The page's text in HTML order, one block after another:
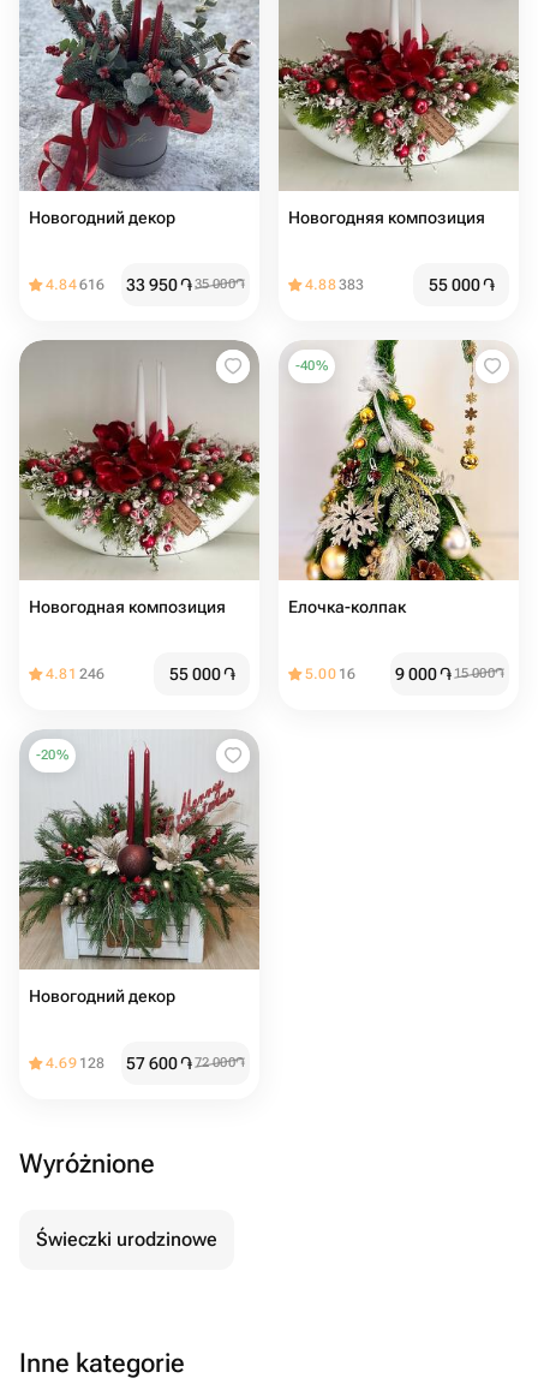
Новогодний декор
4.84616 33 950֏35 000֏
Новогодняя композиция
4.88383 55 000֏
Новогодная композиция
4.81 246 55 000֏
-40%
Елочка-колпак
5.00 16 9 000֏15 000֏
-20%
Новогодний декор
4.69 128 57 600֏72 000֏
Wyróżnione
Świeczki urodzinowe
Inne kategorie